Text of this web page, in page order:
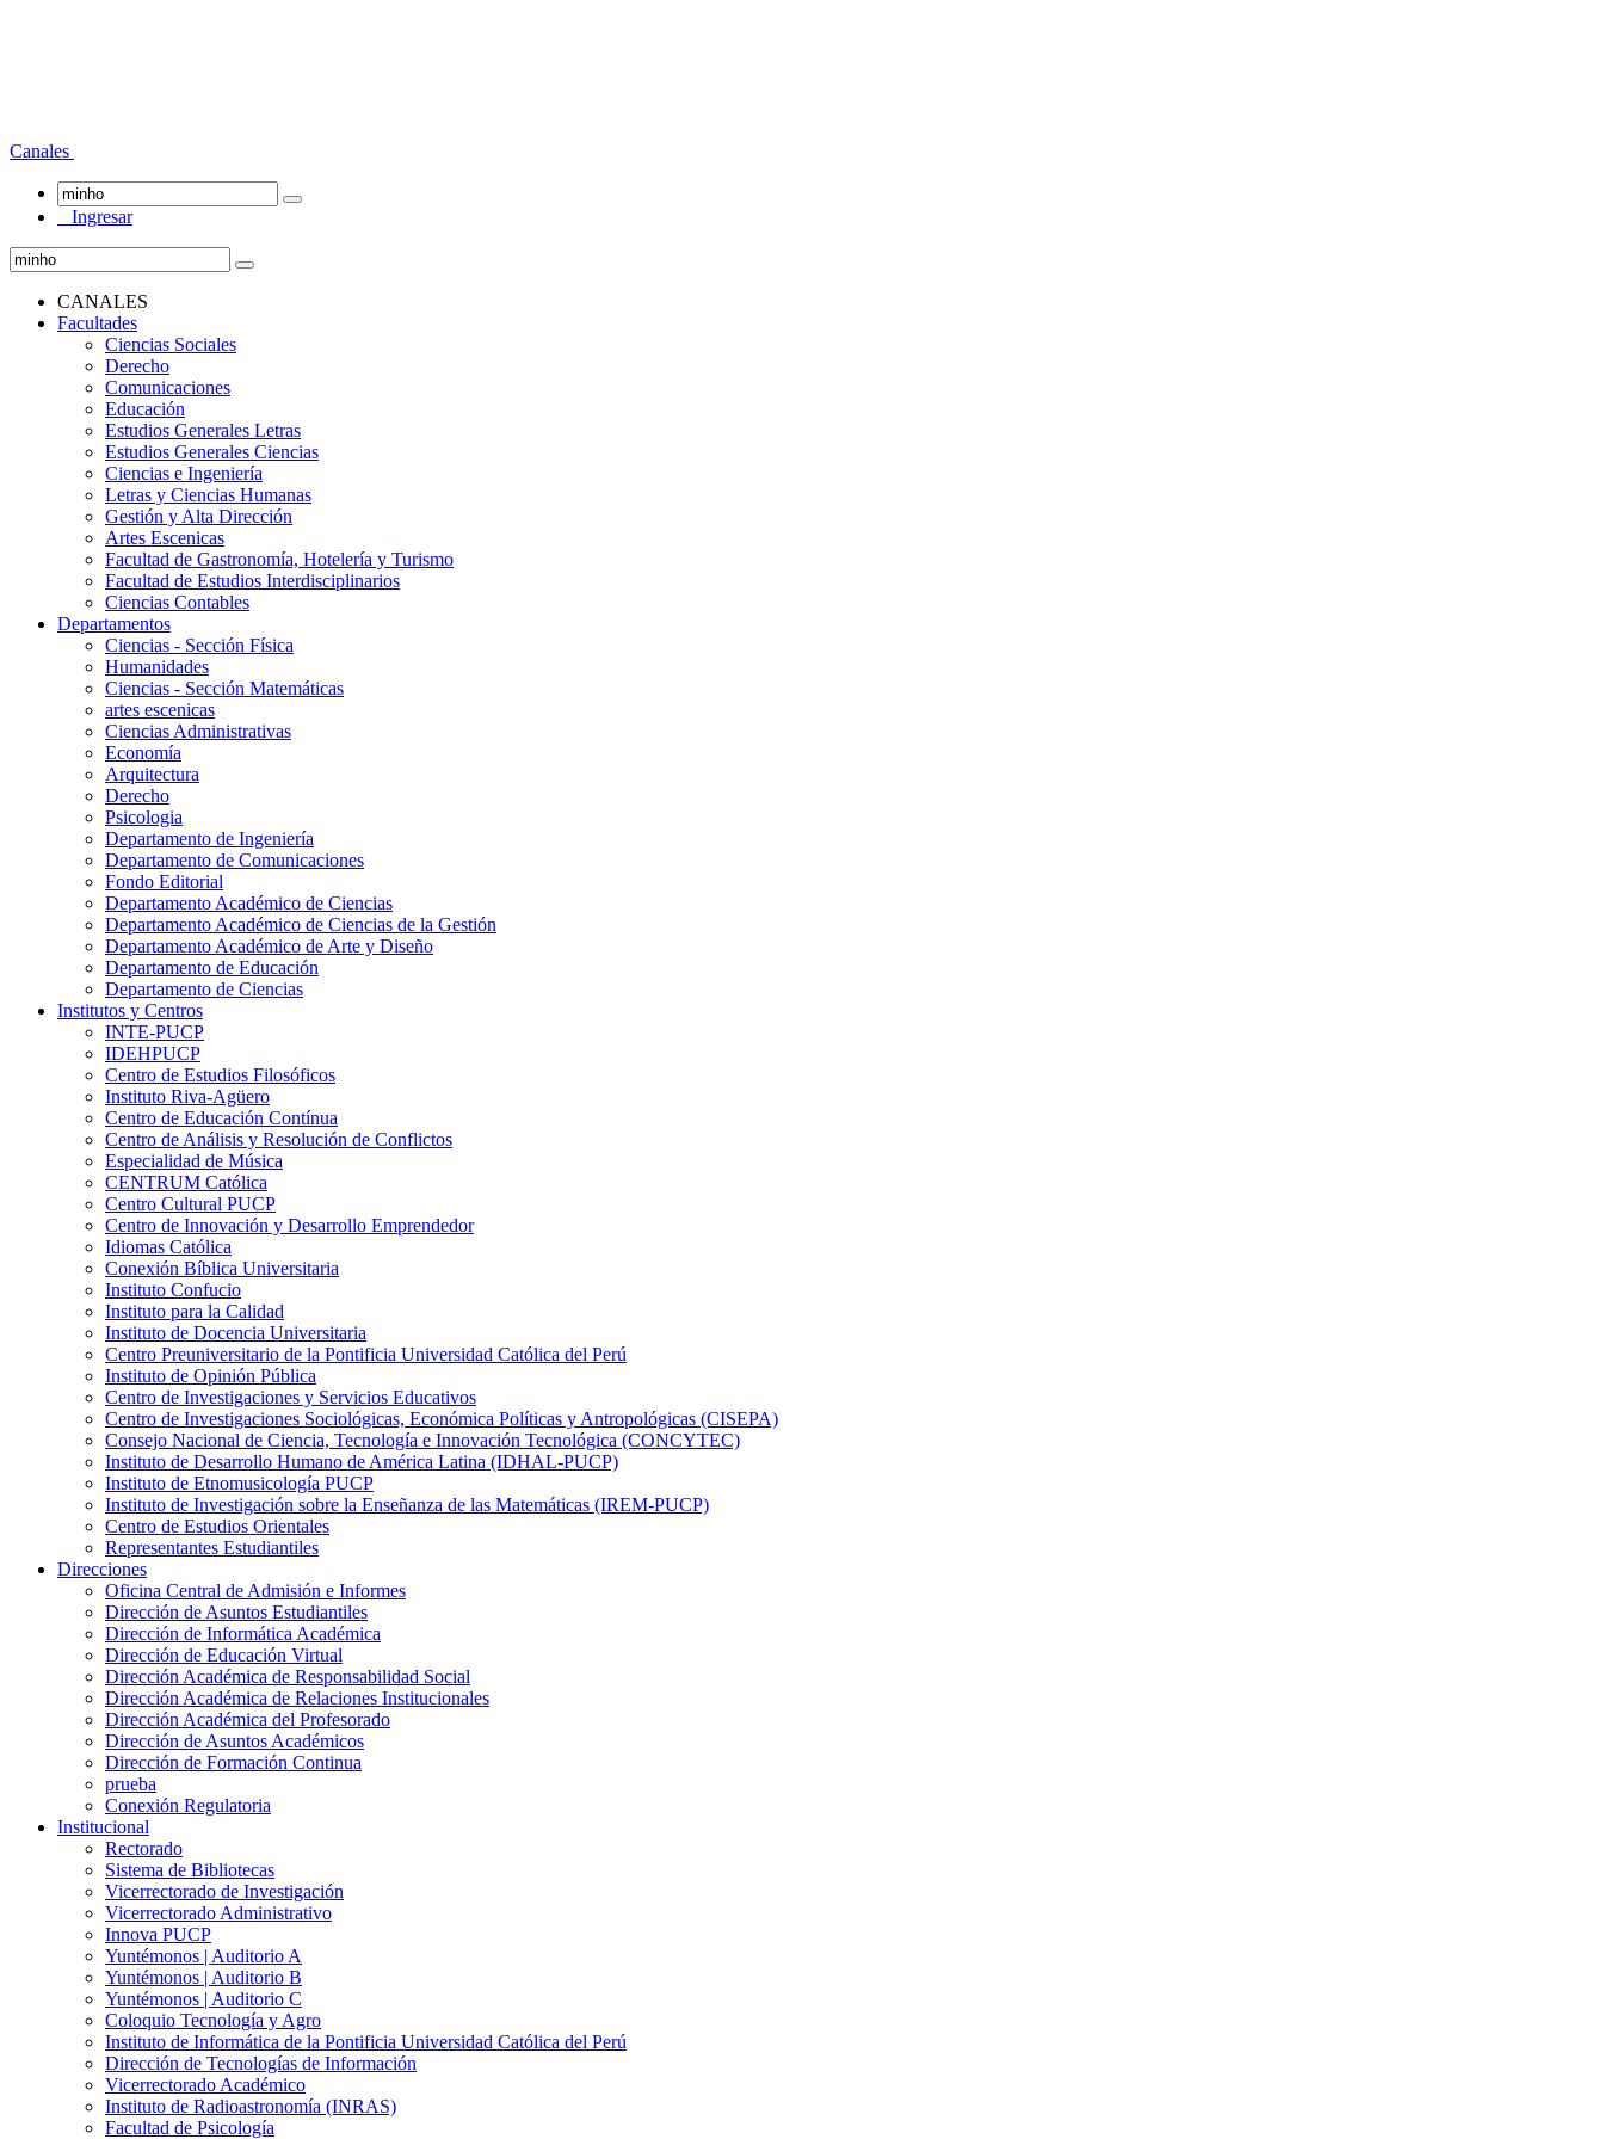
Canales
Ingresar
CANALES
Facultades
Ciencias Sociales
Derecho
Comunicaciones
Educación
Estudios Generales Letras
Estudios Generales Ciencias
Ciencias e Ingeniería
Letras y Ciencias Humanas
Gestión y Alta Dirección
Artes Escenicas
Facultad de Gastronomía, Hotelería y Turismo
Facultad de Estudios Interdisciplinarios
Ciencias Contables
Departamentos
Ciencias - Sección Física
Humanidades
Ciencias - Sección Matemáticas
artes escenicas
Ciencias Administrativas
Economía
Arquitectura
Derecho
Psicologia
Departamento de Ingeniería
Departamento de Comunicaciones
Fondo Editorial
Departamento Académico de Ciencias
Departamento Académico de Ciencias de la Gestión
Departamento Académico de Arte y Diseño
Departamento de Educación
Departamento de Ciencias
Institutos y Centros
INTE-PUCP
IDEHPUCP
Centro de Estudios Filosóficos
Instituto Riva-Agüero
Centro de Educación Contínua
Centro de Análisis y Resolución de Conflictos
Especialidad de Música
CENTRUM Católica
Centro Cultural PUCP
Centro de Innovación y Desarrollo Emprendedor
Idiomas Católica
Conexión Bíblica Universitaria
Instituto Confucio
Instituto para la Calidad
Instituto de Docencia Universitaria
Centro Preuniversitario de la Pontificia Universidad Católica del Perú
Instituto de Opinión Pública
Centro de Investigaciones y Servicios Educativos
Centro de Investigaciones Sociológicas, Económica Políticas y Antropológicas (CISEPA)
Consejo Nacional de Ciencia, Tecnología e Innovación Tecnológica (CONCYTEC)
Instituto de Desarrollo Humano de América Latina (IDHAL-PUCP)
Instituto de Etnomusicología PUCP
Instituto de Investigación sobre la Enseñanza de las Matemáticas (IREM-PUCP)
Centro de Estudios Orientales
Representantes Estudiantiles
Direcciones
Oficina Central de Admisión e Informes
Dirección de Asuntos Estudiantiles
Dirección de Informática Académica
Dirección de Educación Virtual
Dirección Académica de Responsabilidad Social
Dirección Académica de Relaciones Institucionales
Dirección Académica del Profesorado
Dirección de Asuntos Académicos
Dirección de Formación Continua
prueba
Conexión Regulatoria
Institucional
Rectorado
Sistema de Bibliotecas
Vicerrectorado de Investigación
Vicerrectorado Administrativo
Innova PUCP
Yuntémonos | Auditorio A
Yuntémonos | Auditorio B
Yuntémonos | Auditorio C
Coloquio Tecnología y Agro
Instituto de Informática de la Pontificia Universidad Católica del Perú
Dirección de Tecnologías de Información
Vicerrectorado Académico
Instituto de Radioastronomía (INRAS)
Facultad de Psicología